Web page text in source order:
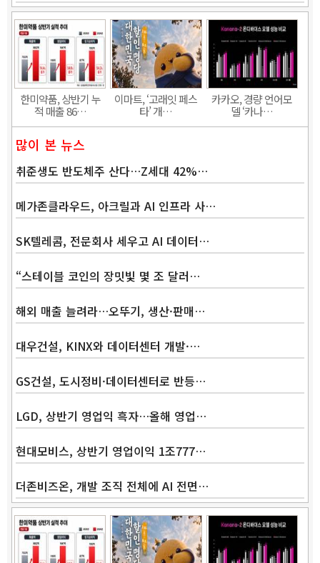
한미약품, 상반기 누
적 매출 86…
이마트, ‘고래잇 페스
타’ 개…
카카오, 경량 언어모
델 ‘카나…
많이 본 뉴스
취준생도 반도체주 산다…Z세대 42%…
메가존클라우드, 아크릴과 AI 인프라 사…
SK텔레콤, 전문회사 세우고 AI 데이터…
“스테이블 코인의 장밋빛 몇 조 달러…
해외 매출 늘려라…오뚜기, 생산·판매…
대우건설, KINX와 데이터센터 개발·…
GS건설, 도시정비·데이터센터로 반등…
LGD, 상반기 영업익 흑자…올해 영업…
현대모비스, 상반기 영업이익 1조777…
더존비즈온, 개발 조직 전체에 AI 전면…